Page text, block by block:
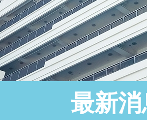
最新